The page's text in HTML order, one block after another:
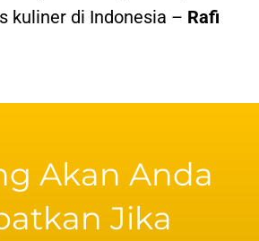
kuliner di Indonesia – Rafi
Akan Anda
Jika